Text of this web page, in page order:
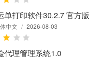
单打印软件30.2.7 官方版
中文 / 2026-08-03
代理管理系统1.0